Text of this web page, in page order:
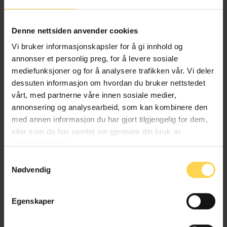
Denne nettsiden anvender cookies
Vi bruker informasjonskapsler for å gi innhold og
annonser et personlig preg, for å levere sosiale
mediefunksjoner og for å analysere trafikken vår. Vi deler
dessuten informasjon om hvordan du bruker nettstedet
vårt, med partnerne våre innen sosiale medier,
annonsering og analysearbeid, som kan kombinere den
med annen informasjon du har gjort tilgjengelig for dem,
eller som de har samlet inn gjennom din bruk av
Nødvendig
Egenskaper
Helse- og omsorgsrett
Angrerettloven
EU/EØS-rett
Forbruker-, kjøps- og konkurranserett